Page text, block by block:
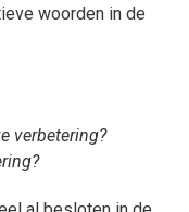
woorden in de
verbetering?